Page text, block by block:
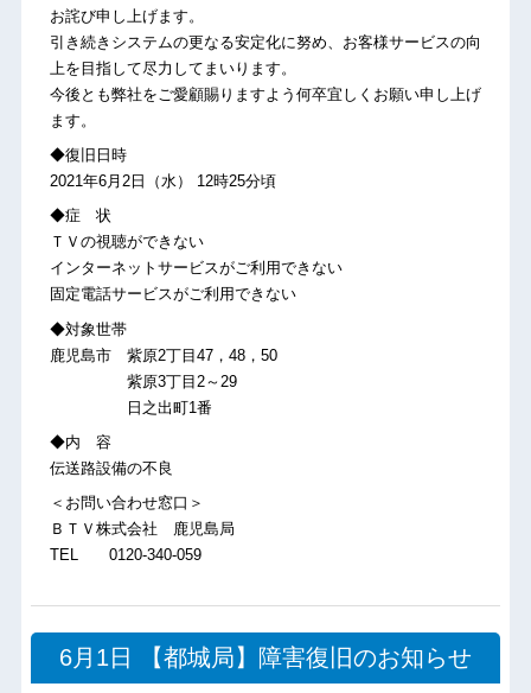
お詫び申し上げます。
引き続きシステムの更なる安定化に努め、お客様サービスの向
上を目指して尽力してまいります。
今後とも弊社をご愛顧賜りますよう何卒宜しくお願い申し上げ
ます。
◆復旧日時
2021年6月2日（水） 12時25分頃
◆症 状
ＴＶの視聴ができない
インターネットサービスがご利用できない
固定電話サービスがご利用できない
◆対象世帯
鹿児島市 紫原2丁目47，48，50
紫原3丁目2～29
日之出町1番
◆内 容
伝送路設備の不良
＜お問い合わせ窓口＞
ＢＴＶ株式会社 鹿児島局
TEL 0120-340-059
6月1日 【都城局】障害復旧のお知らせ